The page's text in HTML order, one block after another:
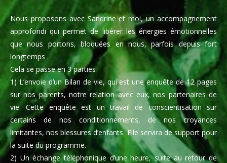
Nous proposons avec Sandrine et moi, un accompagnement
approfondi qui permet de libérer les énergies émotionnelles
que nous portons, bloquées en nous, parfois depuis fort
longtemps .
Cela se passe en 3 parties
1) L’envoie d’unBilan de vie, qui est une enquête de 12 pages
sur nos parents, notre relation avec eux, nos partenaires de
vie. Cette enquête est un travail de conscientisation sur
certains de nos conditionnements, de nos croyances
limitantes, nos blessures d’enfants. Elle servira de support pour
la suite du programme.
2) Unéchange téléphonique d’une heure, suite au retour de